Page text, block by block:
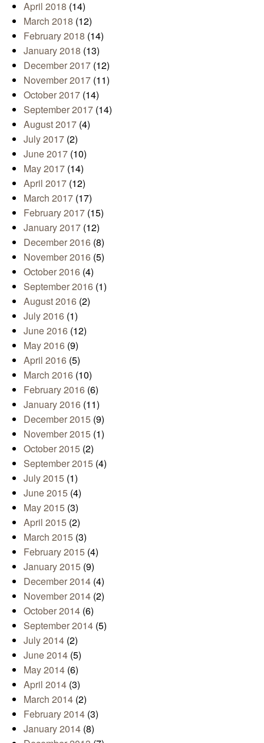
April 2018 (14)
March 2018 (12)
February 2018 (14)
January 2018 (13)
December 2017 (12)
November 2017 (11)
October 2017 (14)
September 2017 (14)
August 2017 (4)
July 2017 (2)
June 2017 (10)
May 2017 (14)
April 2017 (12)
March 2017 (17)
February 2017 (15)
January 2017 (12)
December 2016 (8)
November 2016 (5)
October 2016 (4)
September 2016 (1)
August 2016 (2)
July 2016 (1)
June 2016 (12)
May 2016 (9)
April 2016 (5)
March 2016 (10)
February 2016 (6)
January 2016 (11)
December 2015 (9)
November 2015 (1)
October 2015 (2)
September 2015 (4)
July 2015 (1)
June 2015 (4)
May 2015 (3)
April 2015 (2)
March 2015 (3)
February 2015 (4)
January 2015 (9)
December 2014 (4)
November 2014 (2)
October 2014 (6)
September 2014 (5)
July 2014 (2)
June 2014 (5)
May 2014 (6)
April 2014 (3)
March 2014 (2)
February 2014 (3)
January 2014 (8)